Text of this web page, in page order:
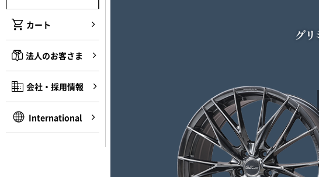
カート
法人のお客さま
会社・採用情報
International